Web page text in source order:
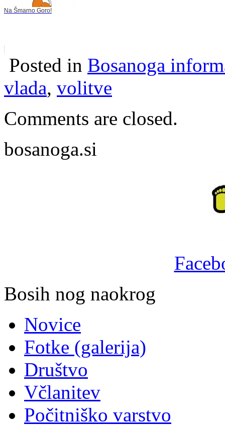
Na Šmarno Goro!
Posted in Bosanoga
vlada, volitve
Comments are closed.
bosanoga.si
Bosih nog naokrog
Novice
Fotke (galerija)
Društvo
Včlanitev
Počitniško varstvo